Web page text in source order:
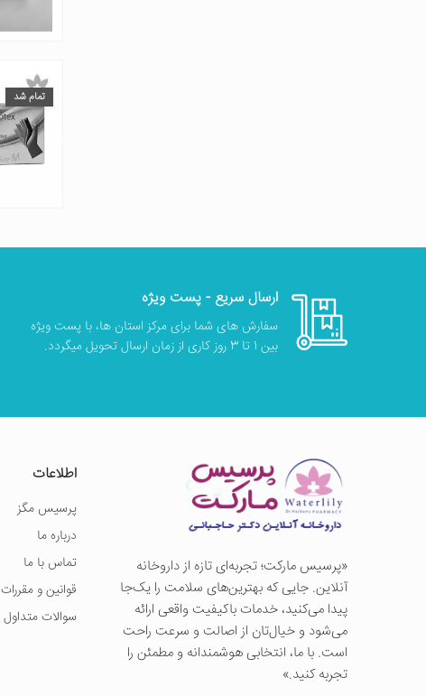
تمام شد
ارسال سریع - پست ویژه
سفارش های شما برای مرکز استان ها، با پست ویژه
بین 1 تا 3 روز کاری از زمان ارسال تحویل میگردد.
«پرسيس ماركت؛ تجربه‌ای تازه از داروخانه
آنلاین. جایی که بهترین‌های سلامت را یک‌جا
پیدا می‌کنید، خدمات باکیفیت واقعی ارائه
می‌شود و خیال‌تان از اصالت و سرعت راحت
است. با ما، انتخابی هوشمندانه و مطمئن را
تجربه کنید.»
اطلاعات
پرسیس مگز
درباره ما
تماس با ما
قوانین و مقررات
سوالات متداول